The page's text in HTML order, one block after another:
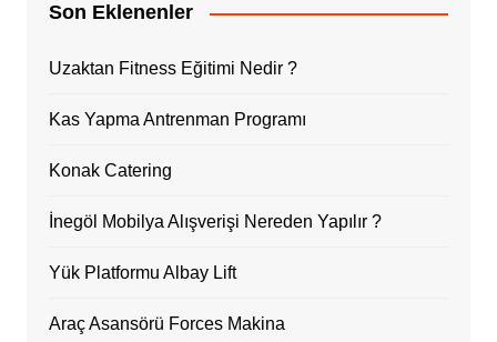
Son Eklenenler
Uzaktan Fitness Eğitimi Nedir ?
Kas Yapma Antrenman Programı
Konak Catering
İnegöl Mobilya Alışverişi Nereden Yapılır ?
Yük Platformu Albay Lift
Araç Asansörü Forces Makina